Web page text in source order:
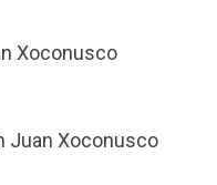
Xoconusco
Juan Xoconusco